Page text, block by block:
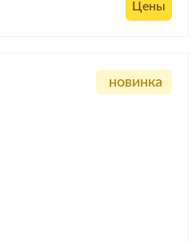
Цены
новинка